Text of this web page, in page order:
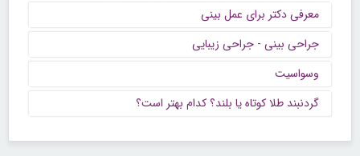
معرفی دکتر برای عمل بینی
جراحی بینی - جراحی زیبایی
وسواسیت
گردنبند طلا کوتاه یا بلند؟ کدام بهتر است؟